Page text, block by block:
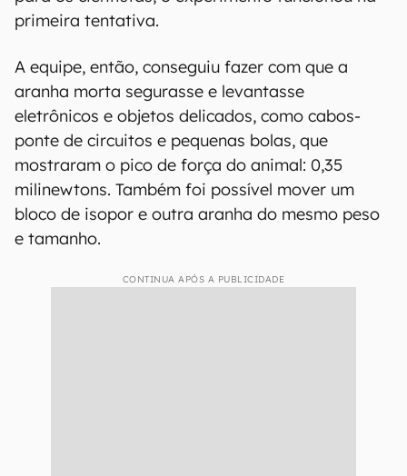
primeira tentativa.
A equipe, então, conseguiu fazer com que a
aranha morta segurasse e levantasse
eletrônicos e objetos delicados, como cabos-
ponte de circuitos e pequenas bolas, que
mostraram o pico de força do animal: 0,35
milinewtons. Também foi possível mover um
bloco de isopor e outra aranha do mesmo peso
e tamanho.
CONTINUA APÓS A PUBLICIDADE